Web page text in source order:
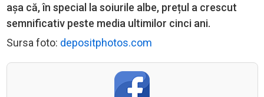
așa că, în special la soiurile albe, prețul a crescut
semnificativ peste media ultimilor cinci ani.
Sursa foto: depositphotos.com